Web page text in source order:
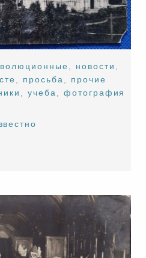
новости
просьба
прочие
,учеба фотография